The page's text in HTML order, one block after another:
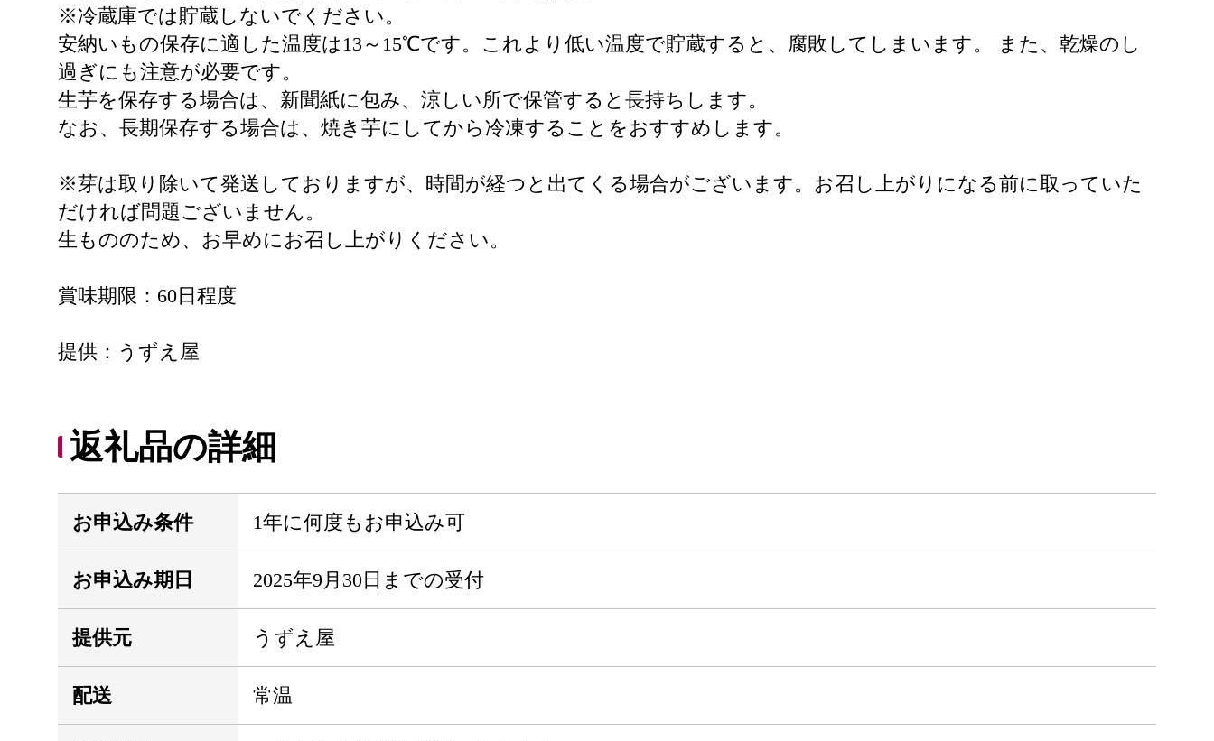
※冷蔵庫では貯蔵しないでください。
安納いもの保存に適した温度は13～15℃です。これより低い温度で貯蔵すると、腐敗してしまいます。 また、乾燥のし
過ぎにも注意が必要です。
生芋を保存する場合は、新聞紙に包み、涼しい所で保管すると長持ちします。
なお、長期保存する場合は、焼き芋にしてから冷凍することをおすすめします。
※芽は取り除いて発送しておりますが、時間が経つと出てくる場合がございます。お召し上がりになる前に取っていた
だければ問題ございません。
生もののため、お早めにお召し上がりください。
賞味期限：60日程度
提供：うずえ屋
返礼品の詳細
お申込み条件 1年に何度もお申込み可
お申込み期日 2025年9月30日までの受付
提供元 うずえ屋
配送 常温